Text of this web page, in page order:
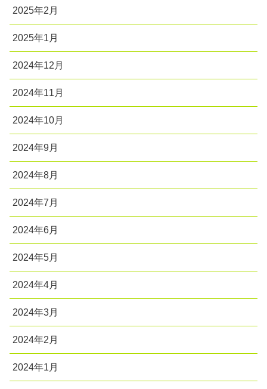
2025年2月
2025年1月
2024年12月
2024年11月
2024年10月
2024年9月
2024年8月
2024年7月
2024年6月
2024年5月
2024年4月
2024年3月
2024年2月
2024年1月